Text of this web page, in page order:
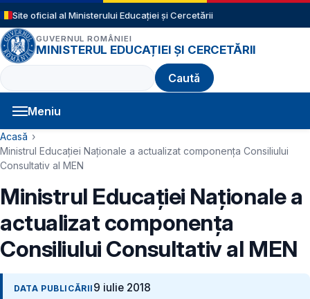
Sari la conținutul principal
Site oficial al Ministerului Educației și Cercetării
GUVERNUL ROMÂNIEI
MINISTERUL EDUCAȚIEI ȘI CERCETĂRII
Caută
Meniu
Navigație principală
Cale de navigare
Acasă
Ministrul Educației Naționale a actualizat componența Consiliului
Consultativ al MEN
Ministrul Educației Naționale a
actualizat componența
Consiliului Consultativ al MEN
DATA PUBLICĂRII 9 iulie 2018